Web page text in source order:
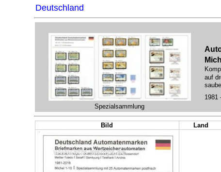
Deutschland
auf
1981
Spezialsammlung
Bild Land